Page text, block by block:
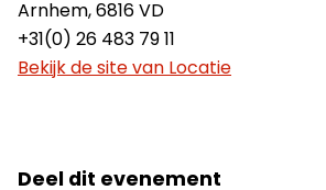
Arnhem,6816 VD
+31(0) 26 483 79 11
Bekijk de site van Locatie
Deel dit evenement